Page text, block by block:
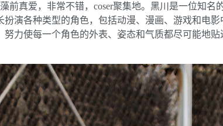
前真爱，非常不错，coser聚集地。黑川是一位知
演各种类型的角色，包括动漫、漫画、游戏和电
力使每一个角色的外表、姿态和气质都尽可能地